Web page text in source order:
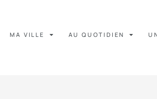
MA VILLE AU QUOTIDIEN